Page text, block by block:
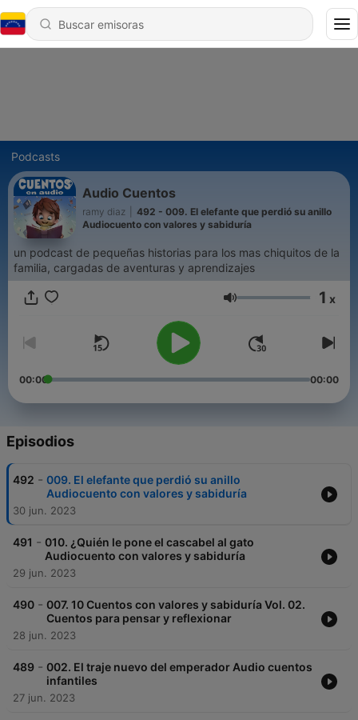
Podcasts
Audio Cuentos
ramy diaz
492 - 009. El elefante que perdió su anillo
Audiocuento con valores y sabiduría
un podcast de pequeñas historias para los mas chiquitos de la
familia, cargadas de aventuras y aprendizajes
Volumen 1 x
00:00 00:00
Episodios
492 - 009. El elefante que perdió su anillo
Audiocuento con valores y sabiduría
30 jun. 2023
491 - 010. ¿Quién le pone el cascabel al gato
Audiocuento con valores y sabiduría
29 jun. 2023
490 - 007. 10 Cuentos con valores y sabiduría Vol. 02.
Cuentos para pensar y reflexionar
28 jun. 2023
489 - 002. El traje nuevo del emperador Audio cuentos
infantiles
27 jun. 2023